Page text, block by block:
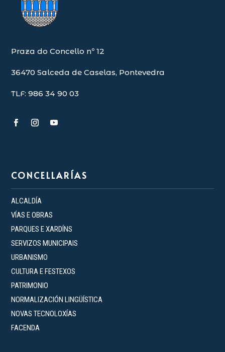
Praza do Concello nº 12
36470 Salceda de Caselas, Pontevedra
TLF: 986 34 90 03
CONCELLARÍAS
ALCALDÍA
VÍAS E OBRAS
PARQUES E XARDÍNS
SERVIZOS MUNICIPAIS
URBANISMO
CULTURA E FESTEXOS
PATRIMONIO
NORMALIZACIÓN LINGÜÍSTICA
NOVAS TECNOLOXÍAS
FACENDA